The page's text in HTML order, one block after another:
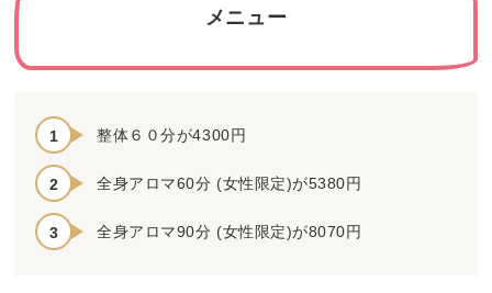
メニュー
整体６０分が4300円
全身アロマ60分 (女性限定)が5380円
全身アロマ90分 (女性限定)が8070円